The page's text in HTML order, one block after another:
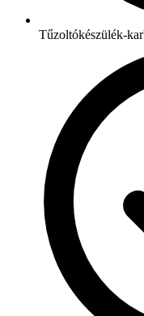
Tűzoltókészülék-